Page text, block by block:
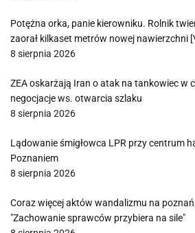
Potężna orka, panie kierowniku. Rolnik
zaorał kilkaset metrów nowej nawierzchni
8 sierpnia 2026
ZEA oskarżają Iran o atak na tankowiec w
negocjacje ws. otwarcia szlaku
8 sierpnia 2026
Lądowanie śmigłowca LPR przy centrum
Poznaniem
8 sierpnia 2026
Coraz więcej aktów wandalizmu na
"Zachowanie sprawców przybiera na sile"